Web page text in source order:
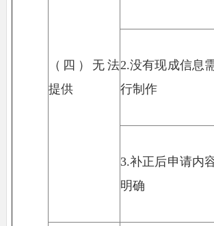
（四）无法
提供
2.没有现成信息
行制作
3.补正后申请内
明确